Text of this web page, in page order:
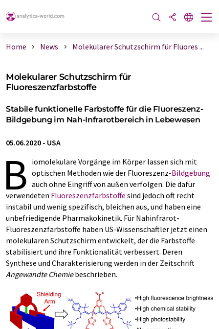
Home News Molekularer Schutzschirm für Fluores ...
Molekularer Schutzschirm für
Fluoreszenzfarbstoffe
Stabile funktionelle Farbstoffe für die Fluoreszenz-
Bildgebung im Nah-Infrarotbereich in Lebewesen
05.06.2020 - USA
B iomolekulare Vorgänge im Körper lassen sich mit
optischen Methoden wie der Fluoreszenz-Bildgebung
auch ohne Eingriff von außen verfolgen. Die dafür
verwendeten Fluoreszenzfarbstoffe sind jedoch oft recht
instabil und wenig spezifisch, bleichen aus, und haben eine
unbefriedigende Pharmakokinetik. Für Nahinfrarot-
Fluoreszenzfarbstoffe haben US-Wissenschaftler jetzt einen
molekularen Schutzschirm entwickelt, der die Farbstoffe
stabilisiert und ihre Funktionalität verbessert. Deren
Synthese und Charakterisierung werden in der Zeitschrift
Angewandte Chemiebeschrieben.